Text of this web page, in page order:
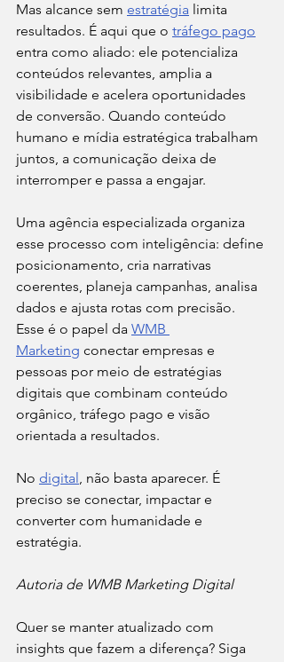
Mas alcance sem estratégia limita
resultados. É aqui que o tráfego pago
entra como aliado: ele potencializa
conteúdos relevantes, amplia a
visibilidade e acelera oportunidades
de conversão. Quando conteúdo
humano e mídia estratégica trabalham
juntos, a comunicação deixa de
interromper e passa a engajar.
Uma agência especializada organiza
esse processo com inteligência: define
posicionamento, cria narrativas
coerentes, planeja campanhas, analisa
dados e ajusta rotas com precisão.
Esse é o papel da WMB
Marketing conectar empresas e
pessoas por meio de estratégias
digitais que combinam conteúdo
orgânico, tráfego pago e visão
orientada a resultados.
No digital , não basta aparecer. É
preciso se conectar, impactar e
converter com humanidade e
estratégia.
Autoria de WMB Marketing Digital
Quer se manter atualizado com
insights que fazem a diferença? Siga